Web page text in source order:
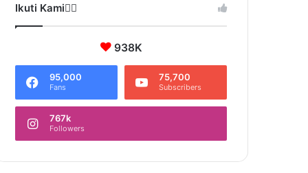
Ikuti Kami❤️‍🔥
938K
95,000
Fans
75,700
Subscribers
767k
Followers